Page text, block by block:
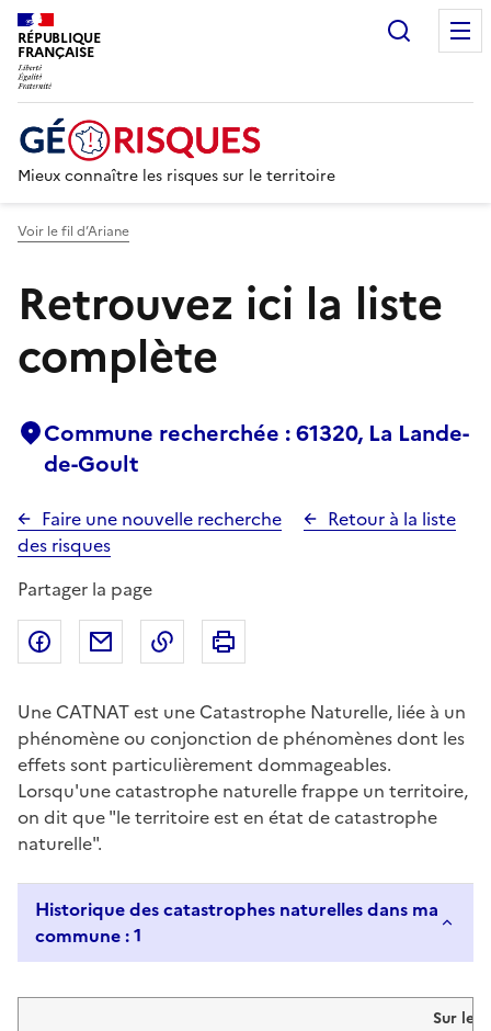
RÉPUBLIQUE
FRANÇAISE
Mieux connaître les risques sur le territoire
Voir le fil d’Ariane
Retrouvez ici la liste
complète
Commune recherchée : 61320, La Lande-
de-Goult
Faire une nouvelle recherche
Retour à la liste
des risques
Partager la page
Partager sur Facebook
Partager par emailCopier dans le presse-papier
Une CATNAT est une Catastrophe Naturelle, liée à un
phénomène ou conjonction de phénomènes dont les
effets sont particulièrement dommageables.
Lorsqu'une catastrophe naturelle frappe un territoire,
on dit que "le territoire est en état de catastrophe
naturelle".
Historique des catastrophes naturelles dans ma
commune : 1
Sur le